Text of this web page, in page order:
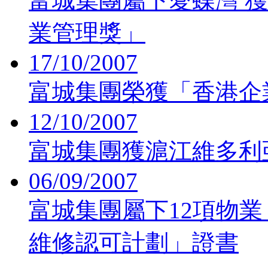
業管理獎」
17/10/2007
富城集團榮獲「香港
12/10/2007
富城集團獲滬江維多
06/09/2007
富城集團屬下12項物
維修認可計劃」證書